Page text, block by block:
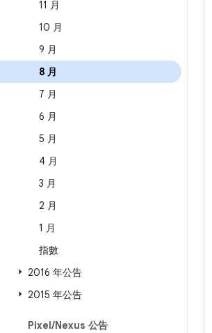
11 月
10 月
9 月
8 月
7 月
6 月
5 月
4 月
3 月
2 月
1 月
指數
2016 年公告
2015 年公告
Pixel/Nexus 公告